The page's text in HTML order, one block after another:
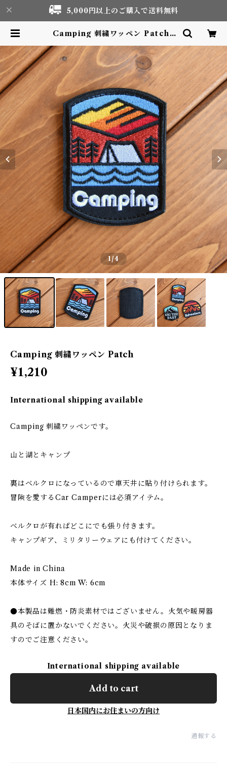
5,000円以上のご購入で送料無料
Camping 刺繍ワッペン Patch |
ture Tourism gear shop
1/4
Camping 刺繍ワッペン Patch
¥1,210
International shipping available
Camping 刺繍ワッペンです。
山と湖とキャンプ
裏はベルクロになっているので車天井に貼り付けられます。
冒険を愛するCar Camperには必須アイテム。
ベルクロが有ればどこにでも張り付きます。
キャンプギア、ミリタリーウェアにも付けてください。
Made in China
本体サイズ H: 8cm W: 6cm
●本製品は難燃・防炎素材ではございません。火気や暖房器
具のそばに置かないでください。火災や破損の原因となりま
すのでご注意ください。
International shipping available
Add to cart
日本国内にお住まいの方向け
通報する